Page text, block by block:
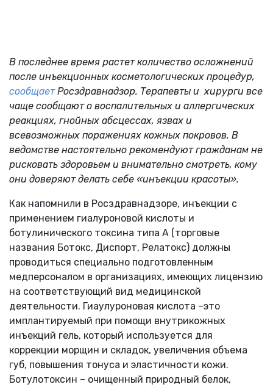
В последнее время растет количество осложнений
после инъекционных косметологических процедур,
сообщаетРосздравнадзор. Терапевты и хирурги все
чаще сообщают о воспалительных и аллергических
реакциях, гнойных абсцессах, язвах и
всевозможных поражениях кожных покровов. В
ведомстве настоятельно рекомендуют гражданам не
рисковать здоровьем и внимательно смотреть, кому
они доверяют делать себе «инъекции красоты».
Как напомнили в Росздравнадзоре, инъекции с
применением гиалуроновой кислоты и
ботулинического токсина типа A (торговые
названия Ботокс, Диспорт, Релатокс) должны
проводиться специально подготовленным
медперсоналом в организациях, имеющих лицензию
на соответствующий вид медицинской
деятельности. Гиаулуроновая кислота –это
имплантируемый при помощи внутрикожных
инъекций гель, который используется для
коррекции морщин и складок, увеличения объема
губ, повышения тонуса и эластичности кожи.
Ботулотоксин – очищенный природный белок,